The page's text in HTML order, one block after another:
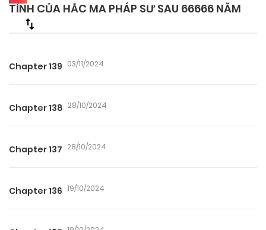
TỈNH CỦA HẮC MA PHÁP SƯ SAU 66666 NĂM
Chapter 139 03/11/2024
Chapter 138 28/10/2024
Chapter 137 28/10/2024
Chapter 136 19/10/2024